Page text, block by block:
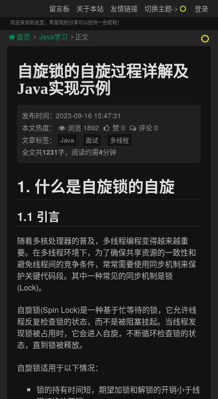
留言板 关于本站 友情链接 切换主题-> 登录
欢迎来到到这里，希望我的分享可以给你一些帮助！
首页 Java学习 正文
自旋锁的自旋过程详解及
Java实现示例
发布时间：2023-09-16 15:47:31
本文热度：
浏览 1892 赞 0
评论 0
文章标签：
Java 面试 多线程
全文共1231字，阅读约需4分钟
1. 什么是自旋锁的自旋
1.1 引言
随着多核处理器的普及，多线程编程变得越来越重
要。在多线程环境下，为了确保共享资源的一致性和
避免线程间的竞争条件，常常需要使用同步机制来保
护关键代码段。其中一种常见的同步机制是锁
(Lock)。
自旋锁(Spin Lock)是一种基于忙等待的锁，它允许线
程反复检查锁的状态，而不是被阻塞挂起。当线程发
现锁被占用时，它会进入自旋，不断循环检查锁的状
态，直到锁被释放。
自旋锁适用于以下情况：
锁的持有时间短，期望加锁和解锁的开销小于线